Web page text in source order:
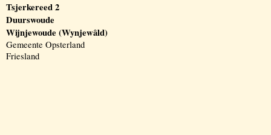
Tsjerkereed 2
Duurswoude
Wijnjewoude (Wynjewâld)
Gemeente Opsterland
Friesland